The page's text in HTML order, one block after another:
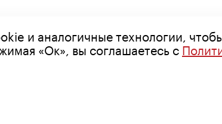
и аналогичные технологии,
«Ок», вы соглашаетесь с